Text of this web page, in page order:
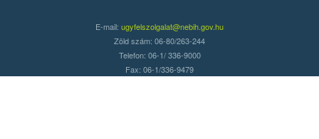
E-mail: ugyfelszolgalat@nebih.gov.hu
Zöld szám: 06-80/263-244
Telefon: 06-1/ 336-9000
Fax: 06-1/336-9479